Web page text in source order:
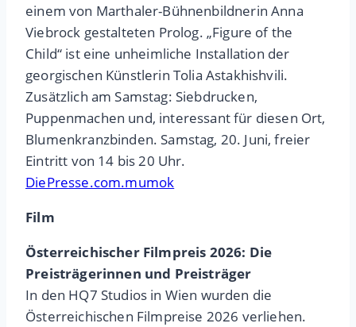
einem von Marthaler-Bühnenbildnerin Anna
Viebrock gestalteten Prolog. „Figure of the
Child“ ist eine unheimliche Installation der
georgischen Künstlerin Tolia Astakhishvili.
Zusätzlich am Samstag: Siebdrucken,
Puppenmachen und, interessant für diesen Ort,
Blumenkranzbinden. Samstag, 20. Juni, freier
Eintritt von 14 bis 20 Uhr.
DiePresse.com.mumok
Film
Österreichischer Filmpreis 2026: Die
Preisträgerinnen und Preisträger
In den HQ7 Studios in Wien wurden die
Österreichischen Filmpreise 2026 verliehen.